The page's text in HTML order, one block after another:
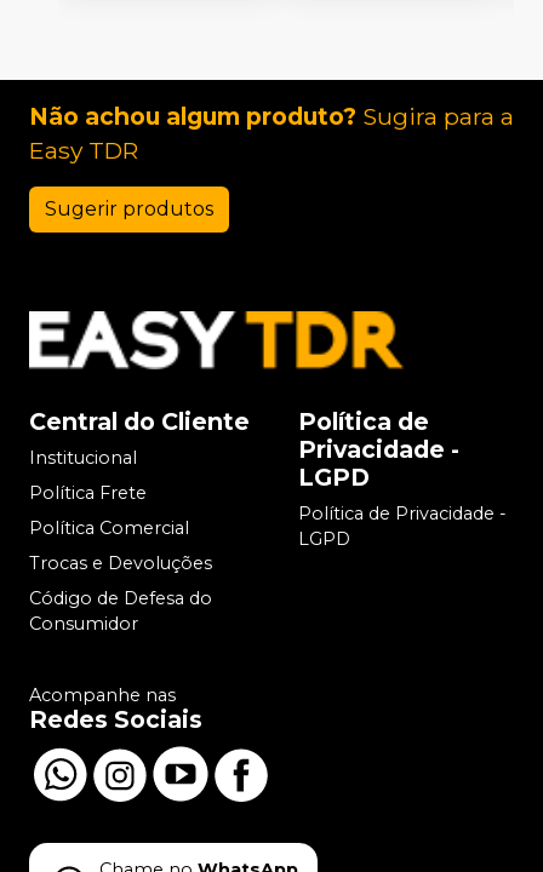
Não achou algum produto? Sugira para a
Easy TDR
Sugerir produtos
Central do Cliente
Institucional
Política Frete
Política Comercial
Trocas e Devoluções
Código de Defesa do
Consumidor
Política de
Privacidade -
LGPD
Política de Privacidade -
LGPD
Acompanhe nas
Redes Sociais